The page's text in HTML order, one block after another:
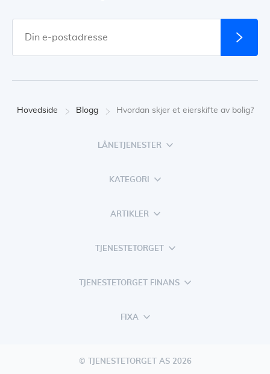
Hovedside Blogg Hvordan skjer et eierskifte av bolig?
LÅNETJENESTER
KATEGORI
ARTIKLER
TJENESTETORGET
TJENESTETORGET FINANS
FIXA
© TJENESTETORGET AS 2026